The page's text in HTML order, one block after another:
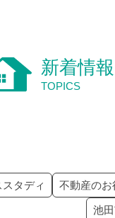
新着情
TOPICS
タディ 不動産のお
池